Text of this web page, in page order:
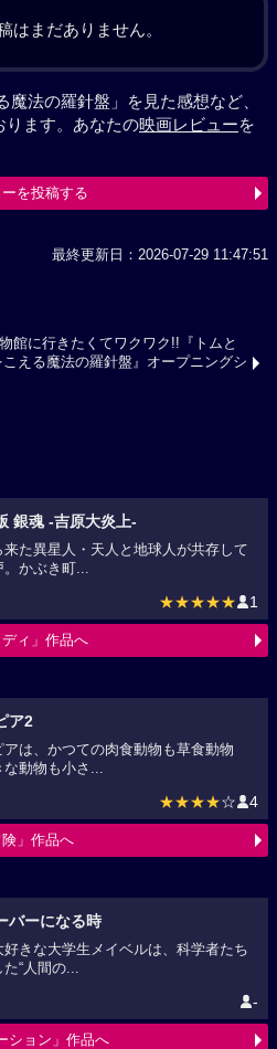
はまだありません。
魔法の羅針盤」を見た感想など、
ります。あなたの映画レビューを
ーを投稿する
最終更新日：2026-07-29 11:47:51
館に行きたくてワクワク!!『トムと
える魔法の羅針盤』オープニングシ
銀魂 -吉原大炎上-
来た異星人・天人と地球人が共存して
かぶき町...
★★★★★ 1
ディ」作品へ
ア2
アは、かつての肉食動物も草食動物
な動物も小さ...
★★★★☆ 4
険」作品へ
バーになる時
好きな大学生メイベルは、科学者たち
“人間の...
-
ション」作品へ